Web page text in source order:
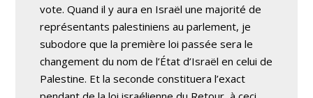
vote. Quand il y aura en Israël une majorité de
représentants palestiniens au parlement, je
subodore que la première loi passée sera le
changement du nom de l’État d’Israël en celui de
Palestine. Et la seconde constituera l’exact